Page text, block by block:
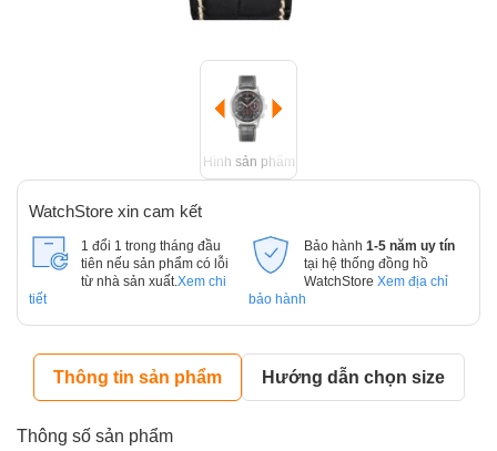
Hình sản phẩm
WatchStore xin cam kết
1 đổi 1 trong tháng đầu
tiên nếu sản phẩm có lỗi
từ nhà sản xuất. Xem chi
tiết
Bảo hành 1-5 năm uy tín
tại hệ thống đồng hồ
WatchStore Xem địa chỉ
bảo hành
Thông tin sản phẩm Hướng dẫn chọn size
Thông số sản phẩm